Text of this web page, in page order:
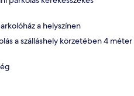
a helyszínen
a szálláshely körzetében 4 méter